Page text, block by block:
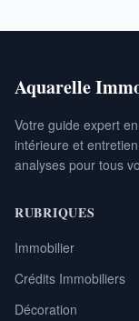
Aquarelle
Votre guide expert
intérieure et
analyses pour tous
RUBRIQUES
Immobilier
Crédits Immobiliers
Décoration